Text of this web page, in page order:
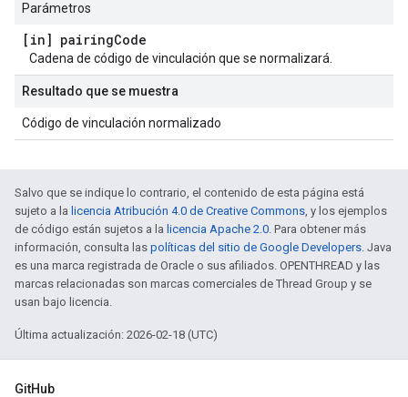
Parámetros
[in] pairingCode
Cadena de código de vinculación que se normalizará.
Resultado que se muestra
Código de vinculación normalizado
Salvo que se indique lo contrario, el contenido de esta página está
sujeto a la licencia Atribución 4.0 de Creative Commons, y los ejemplos
de código están sujetos a la licencia Apache 2.0. Para obtener más
información, consulta las políticas del sitio de Google Developers. Java
es una marca registrada de Oracle o sus afiliados. OPENTHREAD y las
marcas relacionadas son marcas comerciales de Thread Group y se
usan bajo licencia.
Última actualización: 2026-02-18 (UTC)
GitHub